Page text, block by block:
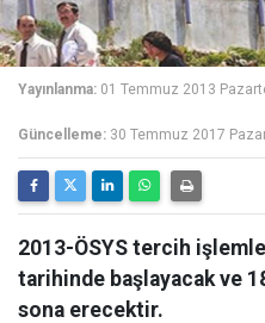
Yayınlanma: 01 Temmuz 2013
Güncelleme: 30 Temmuz 2017
2013-ÖSYS tercih
tarihinde başlayacak ve
sona erecektir.